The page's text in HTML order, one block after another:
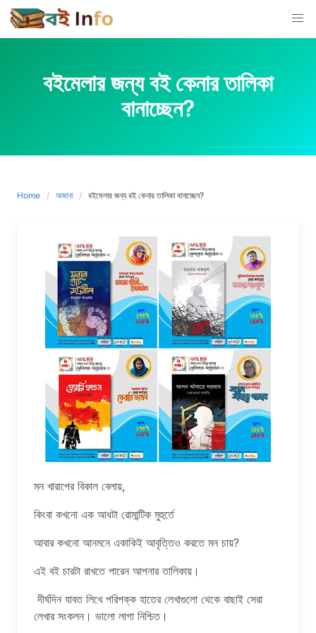
Skip
to
content
বইমেলার জন্য বই কেনার তালিকা
বানাচ্ছেন?
Home অজানা বইমেলার জন্য বই কেনার তালিকা বানাচ্ছেন?
মন খারাপের বিকাল বেলায়,
কিংবা কখনো এক আধটা রোমান্টিক মুহুর্তে
আবার কখনো আনমনে একাকিই আবৃত্তিও করতে মন চায়?
এই বই চারটা রাখতে পারেন আপনার তালিকায়।
দীর্ঘদিন যাবত লিখে পরিপক্ক হাতের লেখাগুলো থেকে বাছাই সেরা
লেখার সংকলন। ভালো লাগা নিশ্চিত।